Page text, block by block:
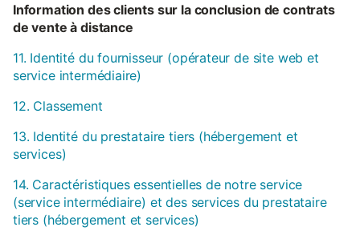
Information des clients sur la conclusion de contrats
de vente à distance
11. Identité du fournisseur (opérateur de site web et
service intermédiaire)
12. Classement
13. Identité du prestataire tiers (hébergement et
services)
14. Caractéristiques essentielles de notre service
(service intermédiaire) et des services du prestataire
tiers (hébergement et services)